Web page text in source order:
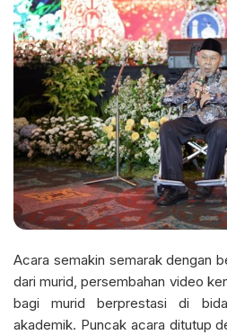
Acara semakin semarak dengan
dari murid, persembahan video
bagi murid berprestasi di
akademik. Puncak acara ditutup